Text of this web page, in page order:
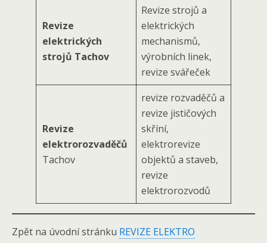
Revize
elektrických
strojů Tachov
Revize strojů a
elektrických
mechanismů,
výrobních linek,
revize svářeček
Revize
elektrorozvaděčů
Tachov
revize rozvaděčů a
revize jističových
skříní,
elektrorevize
objektů a staveb,
revize
elektrorozvodů
Zpět na úvodní stránku REVIZE ELEKTRO